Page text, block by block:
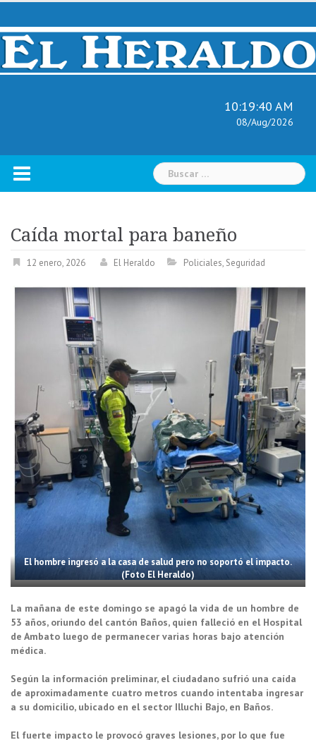
Skip
content
10:19:41 AM
08/Aug/2026
Buscar:
Caída mortal para baneño
12 enero, 2026 El Heraldo Policiales, Seguridad
El hombre ingresó a la casa de salud pero no soportó el impacto.
(Foto El Heraldo)
La mañana de este domingo se apagó la vida de un hombre de
53 años, oriundo del cantón Baños, quien falleció en el Hospital
de Ambato luego de permanecer varias horas bajo atención
médica.
Según la información preliminar, el ciudadano sufrió una caída
de aproximadamente cuatro metros cuando intentaba ingresar
a su domicilio, ubicado en el sector Illuchi Bajo, en Baños.
El fuerte impacto le provocó graves lesiones, por lo que fue